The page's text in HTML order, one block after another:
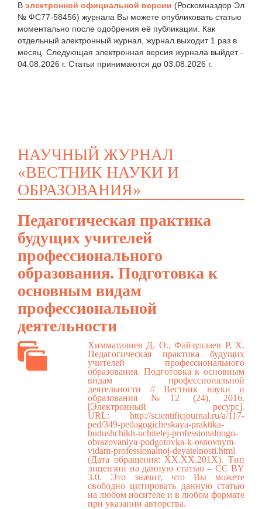
В электронной официальной версии (Роскомназдор Эл
№ ФС77-58456) журнала Вы можете опубликовать статью
моментально после одобрения её публикации. Как
отдельный электронный журнал, журнал выходит 1 раз в
месяц. Следующая электронная версия журнала выйдет -
04.08.2026 г. Статьи принимаются до 03.08.2026 г.
НАУЧНЫЙ ЖУРНАЛ
«ВЕСТНИК НАУКИ И
ОБРАЗОВАНИЯ»
Педагогическая практика
будущих учителей
профессионального
образования. Подготовка к
основным видам
профессиональной
деятельности
Химматалиев Д. О., Файзуллаев Р. Х.
Педагогическая практика будущих
учителей профессионального
образования. Подготовка к основным
видам профессиональной
деятельности // Вестник науки и
образования №12 (24), 2016.
[Электронный ресурс].
URL: http://scientificjournal.ru/a/117-
ped/349-pedagogicheskaya-praktika-
budushchikh-uchitelej-professionalnogo-
obrazovaniya-podgotovka-k-osnovnym-
vidam-professionalnoj-deyatelnosti.html
(Дата обращения: ХХ.ХХ.201Х). Тип
лицензии на данную статью – CC BY
3.0. Это значит, что Вы можете
свободно цитировать данную статью
на любом носителе и в любом формате
при указании авторства.